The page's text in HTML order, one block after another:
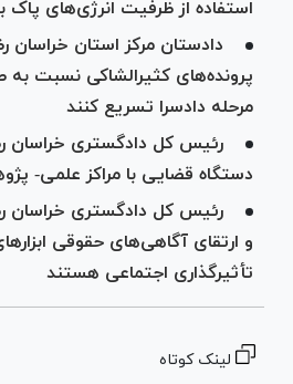
استفاده از ظرفیت انرژی‌های پاک
دادستان مرکز استان
پرونده‌های کثیرالشاکی نسبت به
مرحله دادسرا تسریع کنند
رئیس کل دادگستری خراسان
دستگاه قضایی با مراکز علمی-
رئیس کل دادگستری خراسان
و ارتقای آگاهی‌های حقوقی
تأثیرگذاری اجتماعی هستند
لینک کوتاه